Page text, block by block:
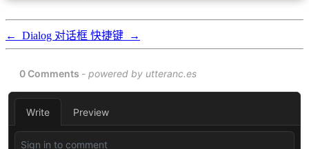
← Dialog 对话框 快捷键 →